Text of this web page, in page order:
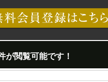
が閲覧可能です！